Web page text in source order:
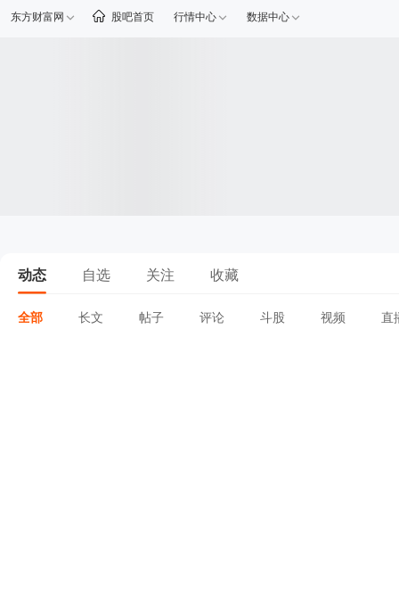
东方财富网 股吧首页 行情中心 数据中心
动态 自选 关注 收藏
全部 长文 帖子 评论 斗股 视频 直